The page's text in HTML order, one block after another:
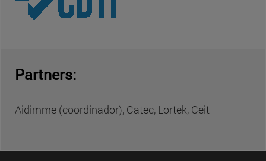
Partners:
Aidimme (coordinador), Catec, Lortek, Ceit